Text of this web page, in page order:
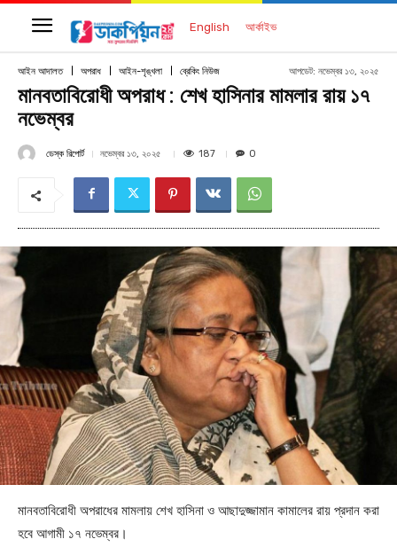
English আর্কাইভ
আইন আদালত অপরাধ আইন-শৃঙ্খলা ব্রেকিং নিউজ আপডেট: নভেম্বর ১৩, ২০২৫
মানবতাবিরোধী অপরাধ : শেখ হাসিনার মামলার রায় ১৭
নভেম্বর
ডেস্ক রিপোর্ট নভেম্বর ১৩, ২০২৫ 187 0
মানবতাবিরোধী অপরাধের মামলায় শেখ হাসিনা ও আছাদুজ্জামান কামালের রায় প্রদান করা
হবে আগামী ১৭ নভেম্বর।